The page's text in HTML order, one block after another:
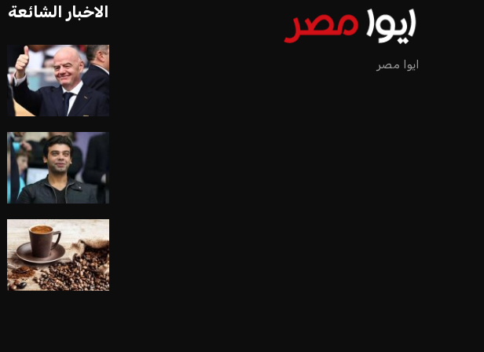
ايوا مصر
الاخبار الشائعة